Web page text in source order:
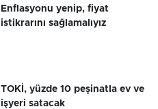
Enflasyonu yenip, fiyat
istikrarını sağlamalıyız
TOKİ, yüzde 10 peşinatla ev ve
işyeri satacak